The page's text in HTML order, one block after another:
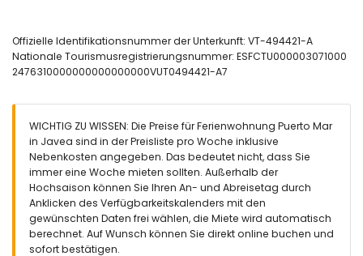
Schlafzimmer mit Doppelbett
Schlafzimmer mit 2 Einzelbetten und Ventilator
Badezimmer mit Einzelwaschbecken, Dusche und
Außenbereich der Wohnung
Umzäuntes Grundstück
Weitere Informationen
Nächster Ort: Jávea (innerhalb von 2 Kilometern von der
Wohnung)
Nächstes Ufer oder Küste: das Mittelmeer, Jávea (innerhalb
von 200 Metern von der Wohnung)
Nächster Strand: Playa de la Grava (innerhalb von 200
Offizielle Identifikationsnummer der Unterkunft: VT-494421-A
Nationale Tourismusregistrierungsnummer: ESFCTU000003071000
2476310000000000000000VUT0494421-A7
WICHTIG ZU WISSEN: Die Preise für Ferienwohnung Puerto Mar
in Javea sind in der Preisliste pro Woche inklusive
Nebenkosten angegeben. Das bedeutet nicht, dass Sie
immer eine Woche mieten sollten. Außerhalb der
Hochsaison können Sie Ihren An- und Abreisetag durch
Anklicken des Verfügbarkeitskalenders mit den
gewünschten Daten frei wählen, die Miete wird automatisch
berechnet. Auf Wunsch können Sie direkt online buchen und
sofort bestätigen.